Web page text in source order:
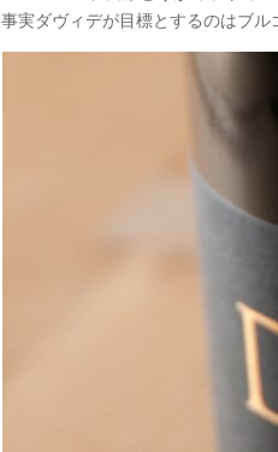
事実ダヴィデが目標とするのはブル